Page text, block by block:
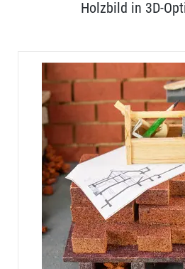
Holzbild in 3D-